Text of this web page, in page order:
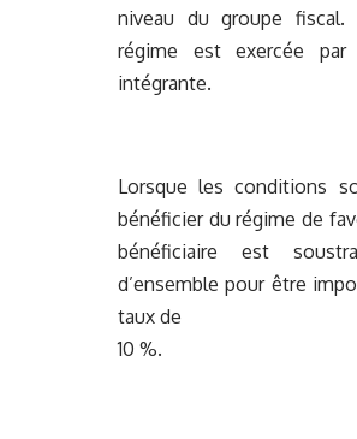
niveau du groupe fiscal.
régime est exercée
intégrante.
Lorsque les conditions
bénéficier du régime de
bénéficiaire est
d’ensemble pour être
taux de
10 %.